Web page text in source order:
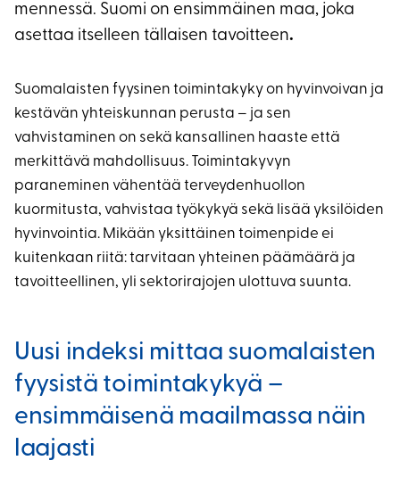
mennessä. Suomi on ensimmäinen maa, joka
asettaa itselleen tällaisen tavoitteen.
Suomalaisten fyysinen toimintakyky on hyvinvoivan ja
kestävän yhteiskunnan perusta – ja sen
vahvistaminen on sekä kansallinen haaste että
merkittävä mahdollisuus. Toimintakyvyn
paraneminen vähentää terveydenhuollon
kuormitusta, vahvistaa työkykyä sekä lisää yksilöiden
hyvinvointia. Mikään yksittäinen toimenpide ei
kuitenkaan riitä: tarvitaan yhteinen päämäärä ja
tavoitteellinen, yli sektorirajojen ulottuva suunta.
Uusi indeksi mittaa suomalaisten
fyysistä toimintakykyä –
ensimmäisenä maailmassa näin
laajasti